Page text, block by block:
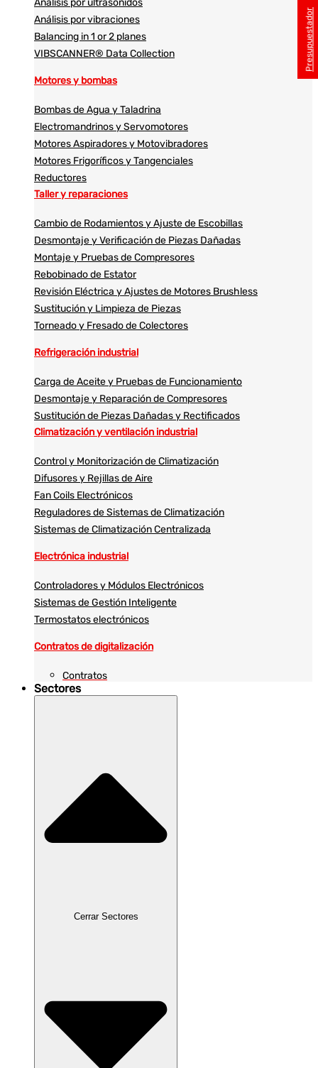
Análisis por ultrasonidos​​
Análisis por vibraciones
Balancing in 1 or 2 planes
VIBSCANNER® Data Collection
Motores y bombas
Bombas de Agua y Taladrina
Electromandrinos y Servomotores
Motores Aspiradores y Motovibradores
Motores Frigoríficos y Tangenciales
Reductores
Taller y reparaciones
Cambio de Rodamientos y Ajuste de Escobillas
Desmontaje y Verificación de Piezas Dañadas
Montaje y Pruebas de Compresores
Rebobinado de Estator
Revisión Eléctrica y Ajustes de Motores Brushless
Sustitución y Limpieza de Piezas
Torneado y Fresado de Colectores
Refrigeración industrial
Carga de Aceite y Pruebas de Funcionamiento
Desmontaje y Reparación de Compresores
Sustitución de Piezas Dañadas y Rectificados
Climatización y ventilación industrial
Control y Monitorización de Climatización
Difusores y Rejillas de Aire
Fan Coils Electrónicos
Reguladores de Sistemas de Climatización
Sistemas de Climatización Centralizada
Electrónica industrial
Controladores y Módulos Electrónicos
Sistemas de Gestión Inteligente
Termostatos electrónicos
Contratos de digitalización
Contratos
Sectores
Cerrar Sectores
Presupuestador